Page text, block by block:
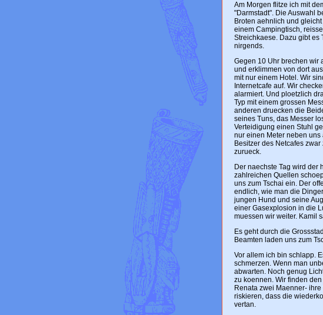
Am Morgen flitze ich mit
"Darmstadt". Die Auswahl
Broten aehnlich und
einem Campingtisch,
Streichkaese. Dazu gibt es
nirgends.
Gegen 10 Uhr brechen wir
und erklimmen von dort
mit nur einem Hotel. Wir
Internetcafe auf. Wir
alarmiert. Und ploetzlich
Typ mit einem grossen
anderen druecken die
seines Tuns, das Messer
Verteidigung einen Stuhl
nur einen Meter neben
Besitzer des Netcafes
zurueck.
Der naechste Tag wird der
zahlreichen Quellen
uns zum Tschai ein. Der
endlich, wie man die
jungen Hund und seine
einer Gasexplosion in die
muessen wir weiter. Kamil
Es geht durch die
Beamten laden uns zum
Vor allem ich bin schlapp.
schmerzen. Wenn man
abwarten. Noch genug
zu koennen. Wir finden
Renata zwei Maenner-
riskieren, dass die
vertan.